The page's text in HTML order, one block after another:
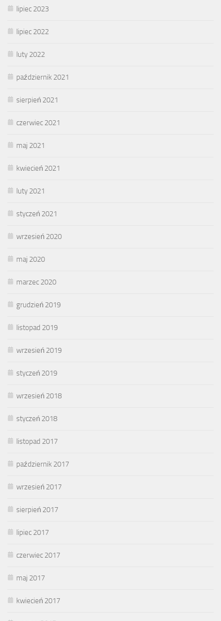
lipiec 2023
lipiec 2022
luty 2022
październik 2021
sierpień 2021
czerwiec 2021
maj 2021
kwiecień 2021
luty 2021
styczeń 2021
wrzesień 2020
maj 2020
marzec 2020
grudzień 2019
listopad 2019
wrzesień 2019
styczeń 2019
wrzesień 2018
styczeń 2018
listopad 2017
październik 2017
wrzesień 2017
sierpień 2017
lipiec 2017
czerwiec 2017
maj 2017
kwiecień 2017